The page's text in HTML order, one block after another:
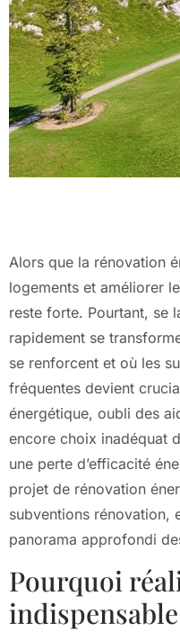
Alors que la rénovation
logements et améliorer
reste forte. Pourtant, se
rapidement se
se renforcent et où les
fréquentes devient
énergétique, oubli des
encore choix inadéquat
une perte d’efficacité
projet de rénovation
subventions rénovation,
panorama approfondi
Pourquoi